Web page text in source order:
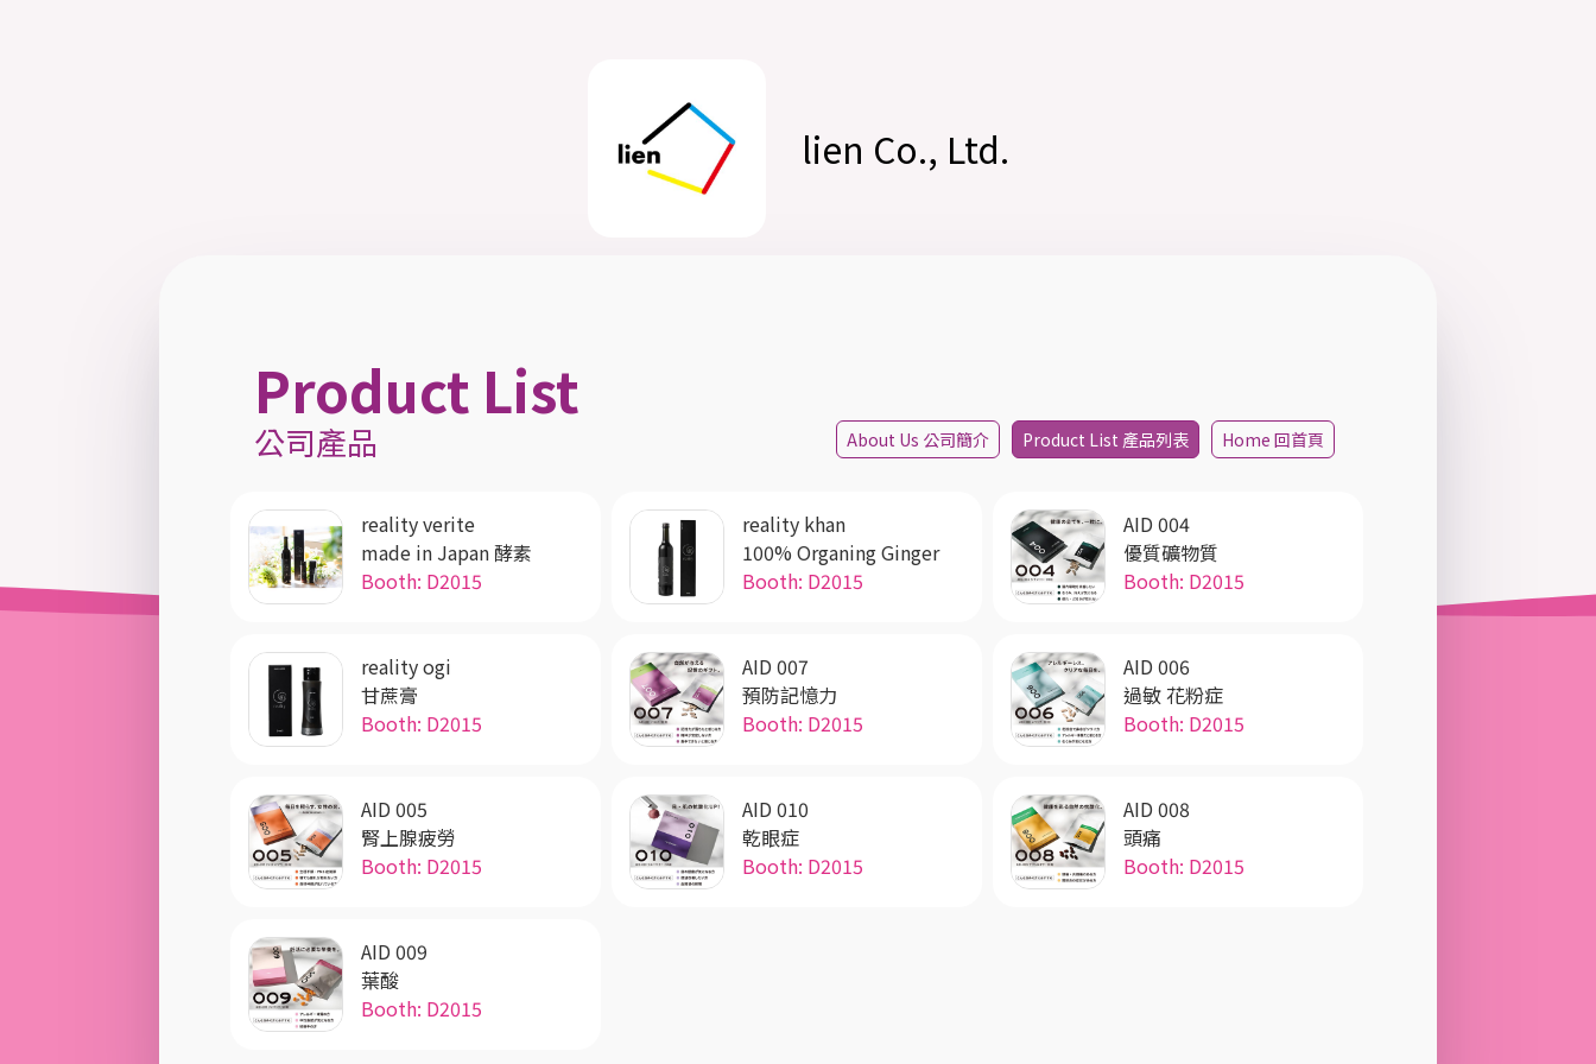
lien Co., Ltd.
About Us 公司簡介 Product List 產品列表 Home 回首頁
Product List
公司產品
Booth: D2015
reality verite
made in Japan 酵素
Booth: D2015
reality khan
100% Organing Ginger
Booth: D2015
AID 004
優質礦物質
Booth: D2015
reality ogi
甘蔗膏
Booth: D2015
AID 007
預防記憶力
Booth: D2015
AID 006
過敏 花粉症
Booth: D2015
AID 005
腎上腺疲勞
Booth: D2015
AID 010
乾眼症
Booth: D2015
AID 008
頭痛
Booth: D2015
AID 009
葉酸